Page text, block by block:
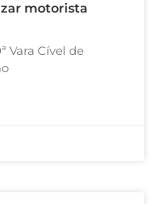
motorista
Vara Cível de